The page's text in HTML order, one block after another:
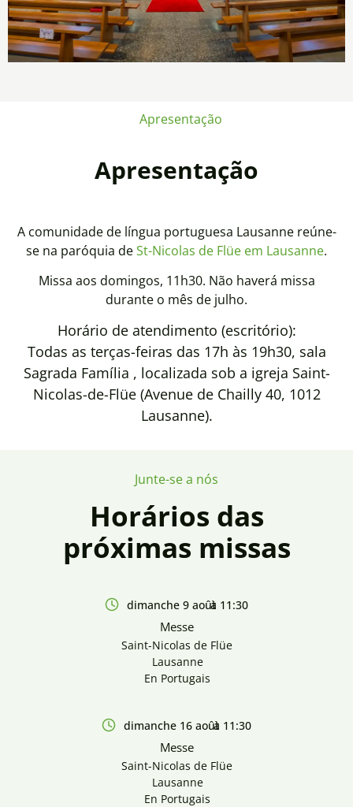
Apresentação
Apresentação
A comunidade de língua portuguesa Lausanne reúne-
se na paróquia deSt-Nicolas de Flüe em Lausanne.
Missa aos domingos, 11h30. Não haverá missa
durante o mês de julho.
Horário de atendimento (escritório):
Todas as terças-feiras das 17h às 19h30, sala
Sagrada Família , localizada sob a igreja Saint-
Nicolas-de-Flüe (Avenue de Chailly 40, 1012
Lausanne).
Junte-se a nós
Horários das
próximas missas
dimanche 9 aoûtà 11:30
Messe
Saint-Nicolas de Flüe
Lausanne
En Portugais
dimanche 16 aoûtà 11:30
Messe
Saint-Nicolas de Flüe
Lausanne
En Portugais